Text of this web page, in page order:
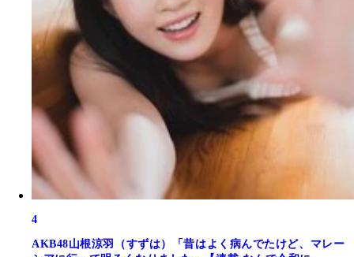
4
AKB48山根涼羽（すずは）「昔はよく病んでたけど、マレー